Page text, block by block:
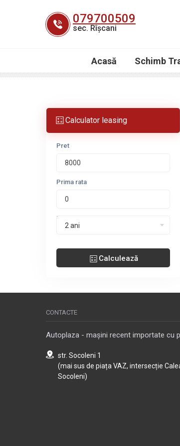
079700509
sec. Rîșcani
Acasă Schimb
Calculator leasing
Pret
Prima rata
Perioada leasing
2 ani
Calculează
CONTACTE
Autoplaza - mașini recent importate cu
str. Socoleni 1
(mai sus de piața VAZ, intersecție
Socoleni)